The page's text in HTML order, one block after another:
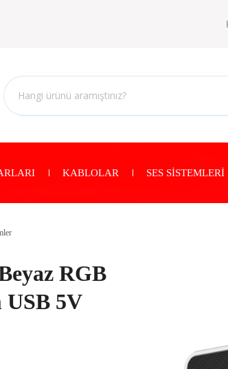
KABLOLAR SES SİSTEMLERİ
RGB
USB 5V